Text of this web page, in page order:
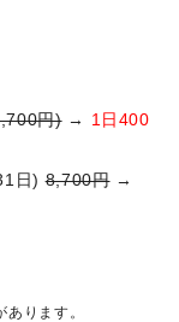
円)→ 1日400
日)8,700円→
ります。